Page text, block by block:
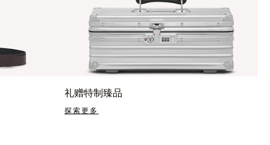
礼赠特制臻品
探索更多